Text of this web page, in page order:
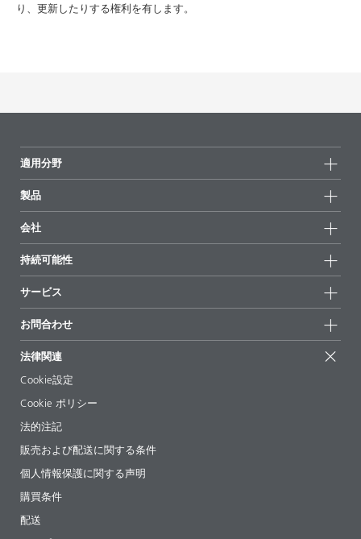
り、更新したりする権利を有します。
適用分野
製品
全製品
ハイライト
会社
ニュース
拠点と販売代理店
展示会 & イベント
経営陣
持続可能性
持続可能な製品
サクセスストーリー
EcoVadis
証明書
サービス
配合の出発点
論文記事
ebooks(電子書籍)
法令情報
添加剤ガイドアプリ
ビデオ
ダウンロード
お問合わせ
法律関連
Cookie設定
Cookie ポリシー
法的注記
販売および配送に関する条件
個人情報保護に関する声明
購買条件
配送